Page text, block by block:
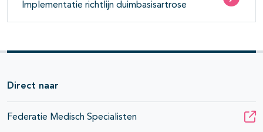
Implementatie richtlijn duimbasisartrose
Direct naar
Federatie Medisch Specialisten